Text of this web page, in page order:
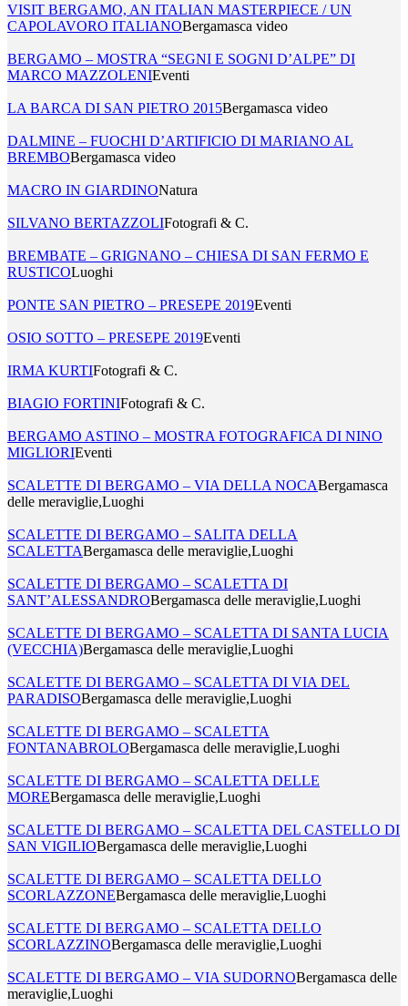
VISIT BERGAMO, AN ITALIAN MASTERPIECE / UN
CAPOLAVORO ITALIANOBergamasca video
BERGAMO – MOSTRA “SEGNI E SOGNI D’ALPE” DI
MARCO MAZZOLENIEventi
LA BARCA DI SAN PIETRO 2015Bergamasca video
DALMINE – FUOCHI D’ARTIFICIO DI MARIANO AL
BREMBOBergamasca video
MACRO IN GIARDINONatura
SILVANO BERTAZZOLIFotografi & C.
BREMBATE – GRIGNANO – CHIESA DI SAN FERMO E
RUSTICOLuoghi
PONTE SAN PIETRO – PRESEPE 2019Eventi
OSIO SOTTO – PRESEPE 2019Eventi
IRMA KURTIFotografi & C.
BIAGIO FORTINIFotografi & C.
BERGAMO ASTINO – MOSTRA FOTOGRAFICA DI NINO
MIGLIORIEventi
SCALETTE DI BERGAMO – VIA DELLA NOCABergamasca
delle meraviglie,Luoghi
SCALETTE DI BERGAMO – SALITA DELLA
SCALETTABergamasca delle meraviglie,Luoghi
SCALETTE DI BERGAMO – SCALETTA DI
SANT’ALESSANDROBergamasca delle meraviglie,Luoghi
SCALETTE DI BERGAMO – SCALETTA DI SANTA LUCIA
(VECCHIA)Bergamasca delle meraviglie,Luoghi
SCALETTE DI BERGAMO – SCALETTA DI VIA DEL
PARADISOBergamasca delle meraviglie,Luoghi
SCALETTE DI BERGAMO – SCALETTA
FONTANABROLOBergamasca delle meraviglie,Luoghi
SCALETTE DI BERGAMO – SCALETTA DELLE
MOREBergamasca delle meraviglie,Luoghi
SCALETTE DI BERGAMO – SCALETTA DEL CASTELLO DI
SAN VIGILIOBergamasca delle meraviglie,Luoghi
SCALETTE DI BERGAMO – SCALETTA DELLO
SCORLAZZONEBergamasca delle meraviglie,Luoghi
SCALETTE DI BERGAMO – SCALETTA DELLO
SCORLAZZINOBergamasca delle meraviglie,Luoghi
SCALETTE DI BERGAMO – VIA SUDORNOBergamasca delle
meraviglie,Luoghi